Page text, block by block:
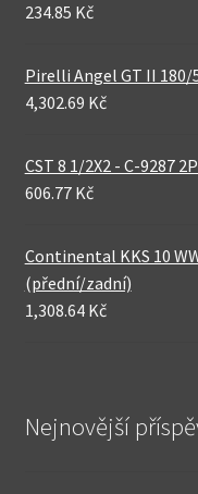
234.85 Kč
Pirelli Angel GT II 180/
4,302.69 Kč
CST 8 1/2X2 - C-9287
606.77 Kč
Continental KKS 10
(přední/zadní)
1,308.64 Kč
Nejnovější